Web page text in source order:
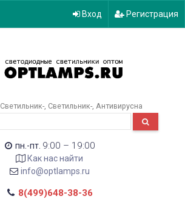
Вход Регистрация
Светильник- Светильник- Антивирусна
пн.-пт. 9:00 – 19:00
Как нас найти
info@optlamps.ru
8(499)648-38-36